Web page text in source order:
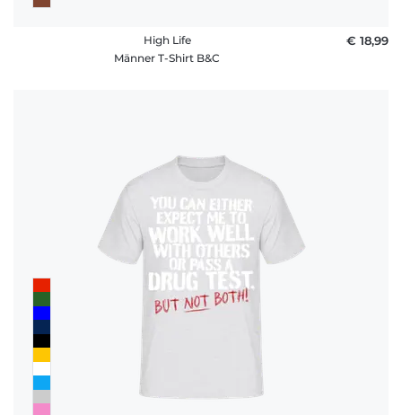
High Life
Männer T-Shirt B&C
€ 18,99